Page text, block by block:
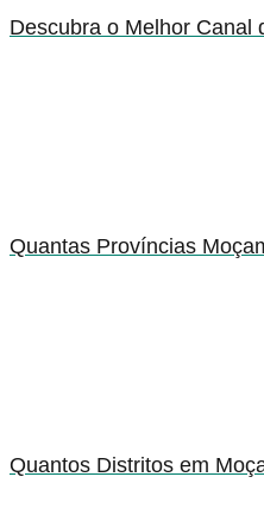
Descubra o Melhor Canal
Quantas Províncias
Quantos Distritos em